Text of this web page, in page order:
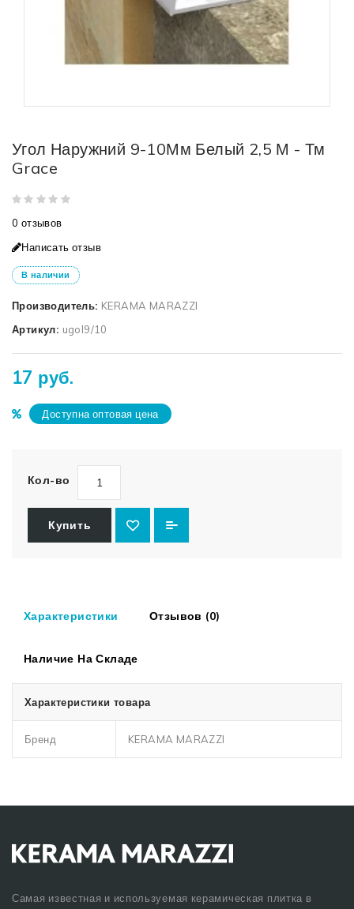
Угол Наружний 9-10Мм Белый 2,5 М - Тм
Grace
0 отзывов
Написать отзыв
В наличии
Производитель: KERAMA MARAZZI
Артикул: ugol9/10
17 руб.
Доступна оптовая цена
Кол-во
Купить
Характеристики Отзывов (0)
Наличие На Складе
Характеристики товара
Бренд KERAMA MARAZZI
Самая известная и используемая керамическая плитка в